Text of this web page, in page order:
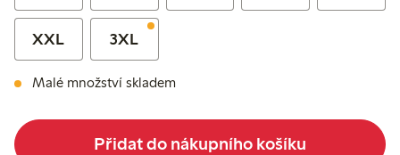
XXL 3XL
Malé množství skladem
Přidat do nákupního košíku